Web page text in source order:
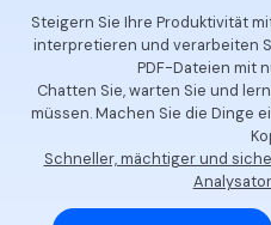
Mobile App
PDFelement für
PDFelement für
PDF kommentieren
PDF erstellen
Top PDF-Software
How-Tos
KMU von 1-10p
Jetzt kaufen
Steigern Sie Ihre Produktivität
interpretieren und verarbeiten
PDF-Dateien mit
Chatten Sie, warten Sie und
müssen. Machen Sie die Dinge
Schneller, mächtiger und
Analysator